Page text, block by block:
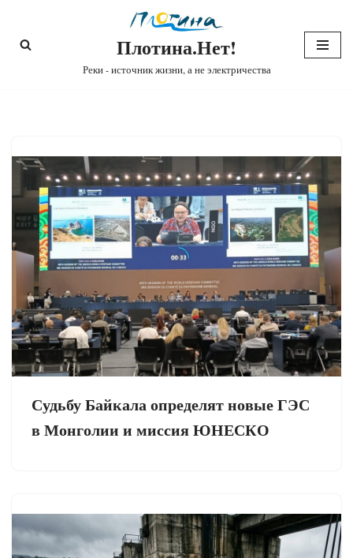
Перейти
Плотина.Нет!
Реки - источник жизни, а не электричества
Судьбу Байкала определят новые ГЭС
в Монголии и миссия ЮНЕСКО